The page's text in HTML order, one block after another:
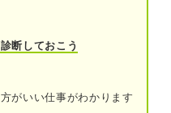
由を明確に記載する
ストを見すえた展望まで
を重視し読みやすいカル
断しておこう
がいい仕事がわかります